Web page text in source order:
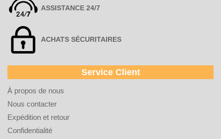
ASSISTANCE 24/7
ACHATS SÉCURITAIRES
Service Client
À propos de nous
Nous contacter
Expédition et retour
Confidentialité